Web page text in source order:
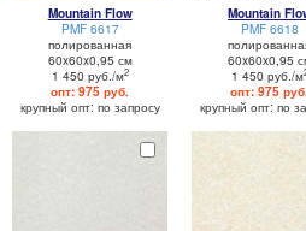
Mountain Flow
PMF 6617
полированная
60x60x0,95 см
1 450 руб./м2
опт: 975 руб.
крупный опт: по запросу
Mountain
PMF 6618
60x60x0,95
1 450 руб./м
опт: 975
крупный опт: по